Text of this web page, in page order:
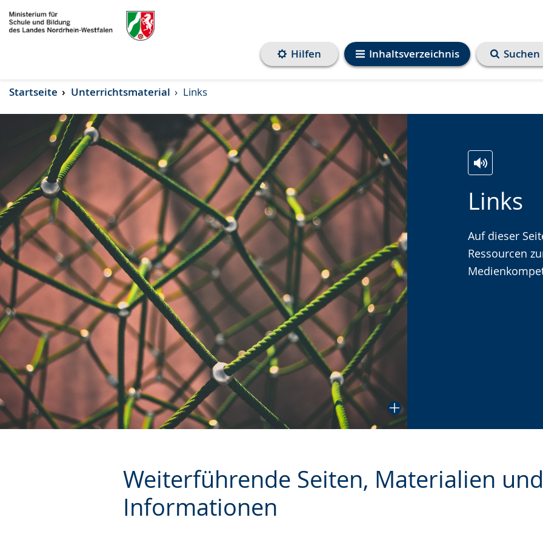
Transkript anzeigen
Abspielen
Pausieren
Inhaltsverzeichnis
Hilfen Suchen
Startseite Unterrichtsmaterial Links
Links
Auf dieser
Ressourcen
Leichten
wechseln.
Audio-
Video
Deutscher
wird
Weiterführende Seiten, Materialien und
Informationen